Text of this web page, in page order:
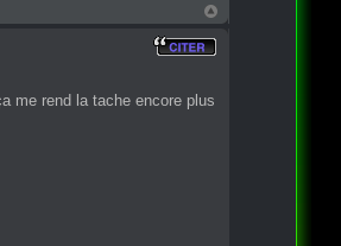
me rend la tache encore plus